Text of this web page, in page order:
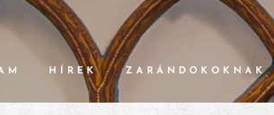
HÍREK ZARÁNDOKOKNAK